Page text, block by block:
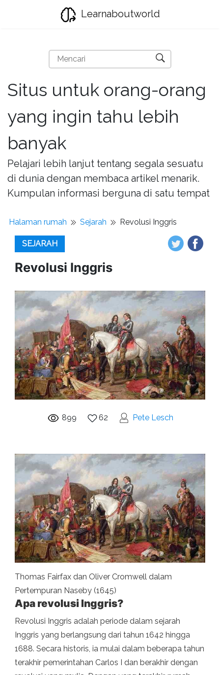
Learnaboutworld
Situs untuk orang-orang
yang ingin tahu lebih
banyak
Pelajari lebih lanjut tentang segala sesuatu
di dunia dengan membaca artikel menarik.
Kumpulan informasi berguna di satu tempat
Halaman rumah Sejarah Revolusi Inggris
SEJARAH
Revolusi Inggris
899 62 Pete Lesch
Thomas Fairfax dan Oliver Cromwell dalam
Pertempuran Naseby (1645)
Apa revolusi Inggris?
Revolusi Inggris adalah periode dalam sejarah
Inggris yang berlangsung dari tahun 1642 hingga
1688. Secara historis, ia mulai dalam beberapa tahun
terakhir pemerintahan Carlos I dan berakhir dengan